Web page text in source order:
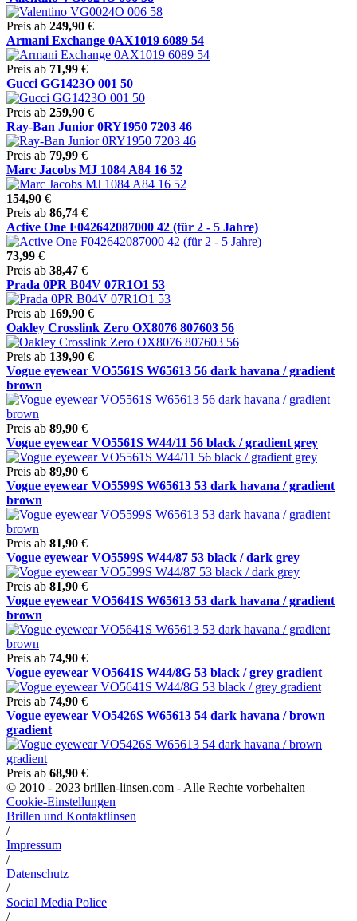
Preis ab 249,90 €
Armani Exchange 0AX1019 6089 54
Preis ab 71,99 €
Gucci GG1423O 001 50
Preis ab 259,90 €
Ray-Ban Junior 0RY1950 7203 46
Preis ab 79,99 €
Marc Jacobs MJ 1084 A84 16 52
154,90 €
Preis ab 86,74 €
Active One F042642087000 42 (für 2 - 5 Jahre)
73,99 €
Preis ab 38,47 €
Prada 0PR B04V 07R1O1 53
Preis ab 169,90 €
Oakley Crosslink Zero OX8076 807603 56
Preis ab 139,90 €
Vogue eyewear VO5561S W65613 56 dark havana / gradient
brown
Preis ab 89,90 €
Vogue eyewear VO5561S W44/11 56 black / gradient grey
Preis ab 89,90 €
Vogue eyewear VO5599S W65613 53 dark havana / gradient
brown
Preis ab 81,90 €
Vogue eyewear VO5599S W44/87 53 black / dark grey
Preis ab 81,90 €
Vogue eyewear VO5641S W65613 53 dark havana / gradient
brown
Preis ab 74,90 €
Vogue eyewear VO5641S W44/8G 53 black / grey gradient
Preis ab 74,90 €
Vogue eyewear VO5426S W65613 54 dark havana / brown
gradient
Preis ab 68,90 €
© 2010 - 2023 brillen-linsen.com - Alle Rechte vorbehalten
Cookie-Einstellungen
Brillen und Kontaktlinsen
/
Impressum
/
Datenschutz
/
Social Media Police
/